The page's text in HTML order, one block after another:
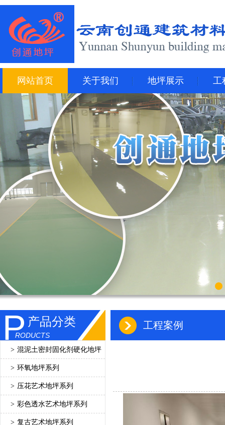
网站首页 关于我们 地坪展示 工
P产品分类
RODUCTS
> 混泥土密封固化剂硬化地坪
> 环氧地坪系列
> 压花艺术地坪系列
> 彩色透水艺术地坪系列
> 复古艺术地坪系列
工程案例